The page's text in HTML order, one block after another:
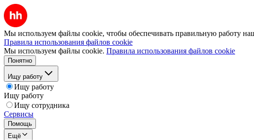
Мы используем файлы cookie, чтобы обеспечивать правильную работу
Правила использования файлов cookie
Мы используем файлы cookie. Правила использования файлов cookie
Понятно
Ищу работу
Ищу работу
Ищу работу
Ищу сотрудника
Сервисы
Помощь
Ещё